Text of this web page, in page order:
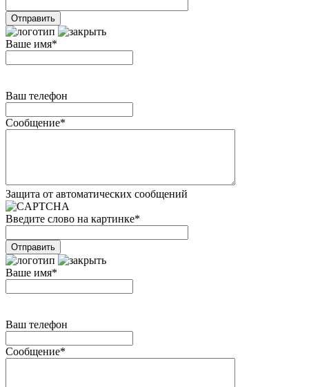
Ваше имя*
Ваш телефон
Сообщение*
Защита от автоматических сообщений
Введите слово на картинке*
Ваше имя*
Ваш телефон
Сообщение*